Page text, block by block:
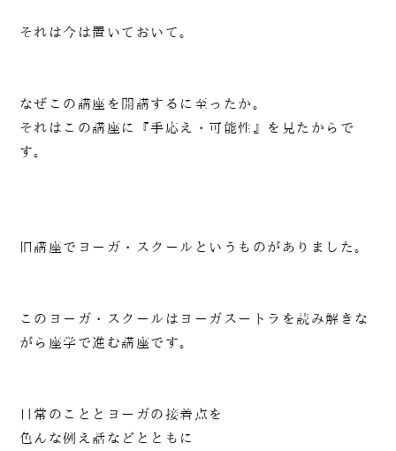
それは今は置いておいて。
なぜこの講座を開講するに至ったか。
それはこの講座に『手応え・可能性』を見たからで
す。
旧講座でヨーガ・スクールというものがありました。
このヨーガ・スクールはヨーガスートラを読み解きな
がら座学で進む講座です。
日常のこととヨーガの接着点を
色んな例え話などとともに